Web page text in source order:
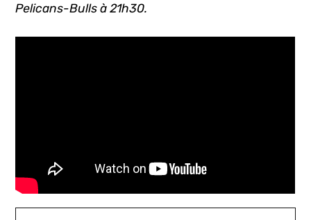
Pelicans-Bulls à 21h30.